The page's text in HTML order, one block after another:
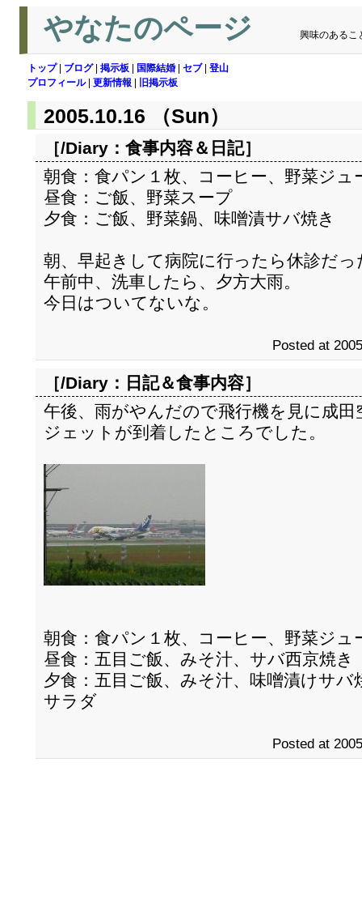
やなたのページ 興味のあるこ
トップ| ブログ| 掲示板 国際結婚 セブ| 登山
プロフィール| 更新情報 旧掲示板
2005.10.16 （Sun）
［/Diary： 食事内容＆日記］
朝食：食パン１枚、コーヒー、野菜ジュ
昼食：ご飯、野菜スープ
夕食：ご飯、野菜鍋、味噌漬サバ焼き
朝、早起きして病院に行ったら休診だっ
午前中、洗車したら、夕方大雨。
今日はついてないな。
Posted at
［/Diary： 日記＆食事内容］
午後、雨がやんだので飛行機を見に成
ジェットが到着したところでした。
朝食：食パン１枚、コーヒー、野菜ジュ
昼食：五目ご飯、みそ汁、サバ西京焼き
夕食：五目ご飯、みそ汁、味噌漬けサ
サラダ
Posted at